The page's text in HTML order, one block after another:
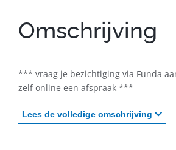
Omschrijving
*** vraag je bezichtiging via Funda
zelf online een afspraak ***
Lees de volledige omschrijving